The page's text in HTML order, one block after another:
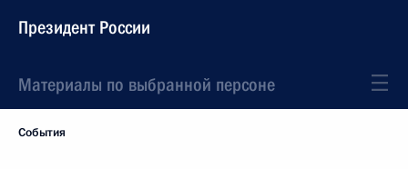
Президент России
Материалы по выбранной персоне
События